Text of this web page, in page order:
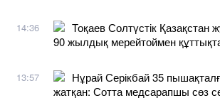
14:36
Тоқаев Солтүстік
90 жылдық мерейтоймен
13:57
Нұрай Серікбай 35
жатқан: Сотта медсарапшы сөз